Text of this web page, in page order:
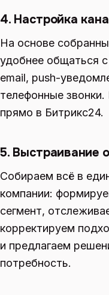
4. Настройка
На основе
удобнее общаться
email, push-
телефонные
прямо в Битрикс24.
5. Выстраивание
Собираем всё в
компании:
сегмент,
корректируем
и предлагаем
потребность.